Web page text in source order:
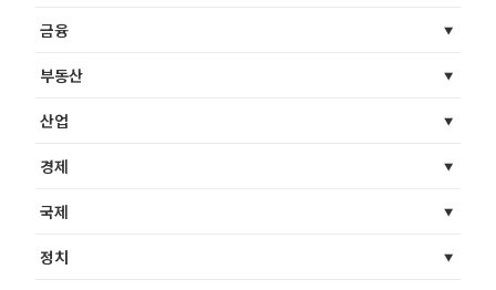
금융
부동산
산업
경제
국제
정치